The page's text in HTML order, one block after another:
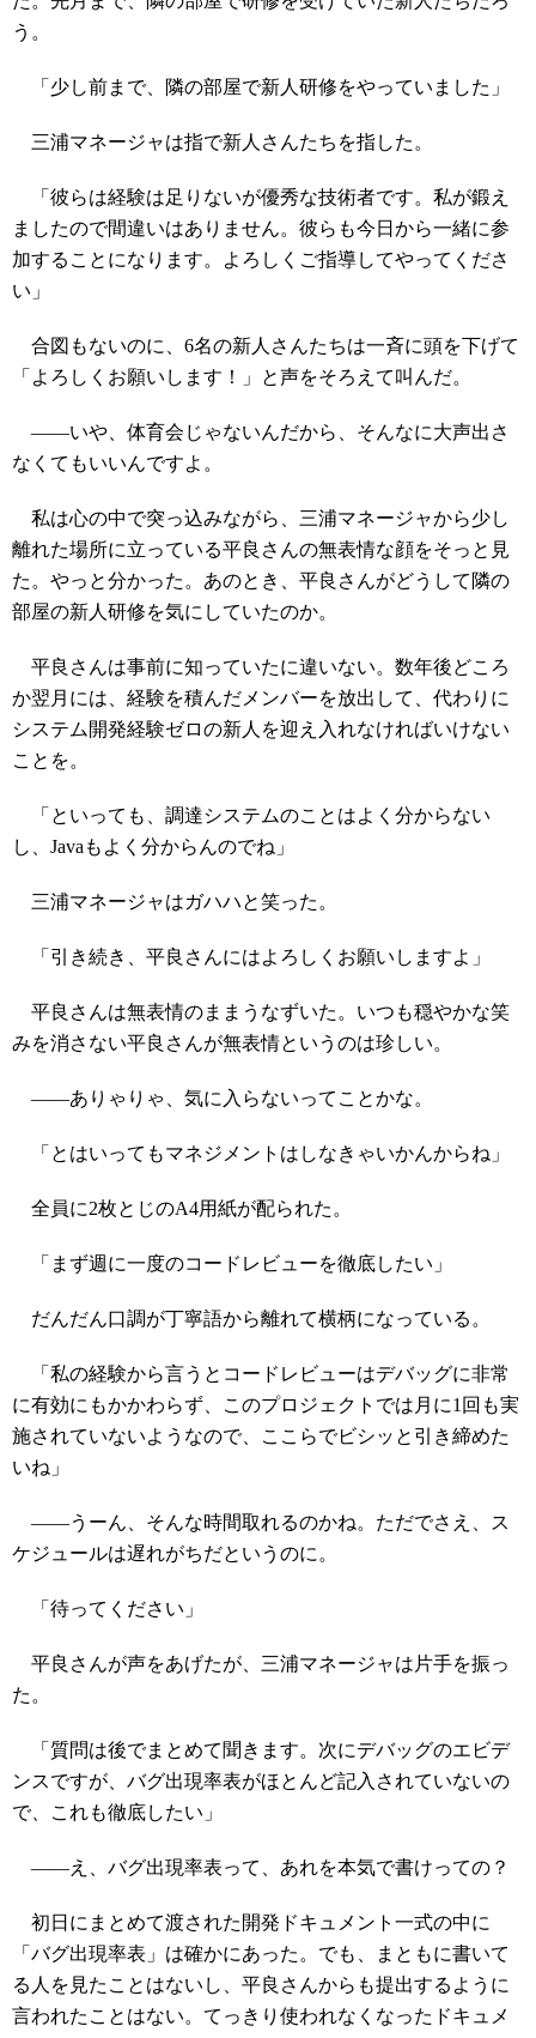
う。
「少し前まで、隣の部屋で新人研修をやっていました」
三浦マネージャは指で新人さんたちを指した。
「彼らは経験は足りないが優秀な技術者です。私が鍛え
ましたので間違いはありません。彼らも今日から一緒に参
加することになります。よろしくご指導してやってくださ
い」
合図もないのに、6名の新人さんたちは一斉に頭を下げて
「よろしくお願いします！」と声をそろえて叫んだ。
――いや、体育会じゃないんだから、そんなに大声出さ
なくてもいいんですよ。
私は心の中で突っ込みながら、三浦マネージャから少し
離れた場所に立っている平良さんの無表情な顔をそっと見
た。やっと分かった。あのとき、平良さんがどうして隣の
部屋の新人研修を気にしていたのか。
平良さんは事前に知っていたに違いない。数年後どころ
か翌月には、経験を積んだメンバーを放出して、代わりに
システム開発経験ゼロの新人を迎え入れなければいけない
ことを。
「といっても、調達システムのことはよく分からない
し、Javaもよく分からんのでね」
三浦マネージャはガハハと笑った。
「引き続き、平良さんにはよろしくお願いしますよ」
平良さんは無表情のままうなずいた。いつも穏やかな笑
みを消さない平良さんが無表情というのは珍しい。
――ありゃりゃ、気に入らないってことかな。
「とはいってもマネジメントはしなきゃいかんからね」
全員に2枚とじのA4用紙が配られた。
「まず週に一度のコードレビューを徹底したい」
だんだん口調が丁寧語から離れて横柄になっている。
「私の経験から言うとコードレビューはデバッグに非常
に有効にもかかわらず、このプロジェクトでは月に1回も実
施されていないようなので、ここらでビシッと引き締めた
いね」
――うーん、そんな時間取れるのかね。ただでさえ、ス
ケジュールは遅れがちだというのに。
「待ってください」
平良さんが声をあげたが、三浦マネージャは片手を振っ
た。
「質問は後でまとめて聞きます。次にデバッグのエビデ
ンスですが、バグ出現率表がほとんど記入されていないの
で、これも徹底したい」
――え、バグ出現率表って、あれを本気で書けっての？
初日にまとめて渡された開発ドキュメント一式の中に
「バグ出現率表」は確かにあった。でも、まともに書いて
る人を見たことはないし、平良さんからも提出するように
言われたことはない。てっきり使われなくなったドキュメ